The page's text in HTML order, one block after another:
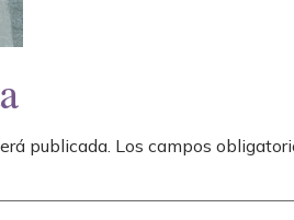
publicada. Los campos